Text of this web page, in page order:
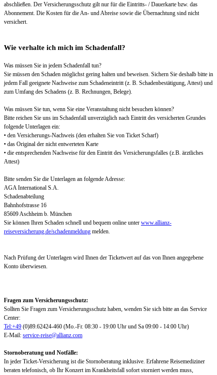
abschließen. Der Versicherungsschutz gilt nur für die Eintritts- / Dauerkarte bzw. das
Abonnement. Die Kosten für die An- und Abreise sowie die Übernachtung sind nicht
versichert.
Wie verhalte ich mich im Schadenfall?
Was müssen Sie in jedem Schadenfall tun?
Sie müssen den Schaden möglichst gering halten und beweisen. Sichern Sie deshalb bitte in
jedem Fall geeignete Nachweise zum Schadeneintritt (z. B. Schadenbestätigung, Attest) und
zum Umfang des Schadens (z. B. Rechnungen, Belege).
Was müssen Sie tun, wenn Sie eine Veranstaltung nicht besuchen können?
Bitte reichen Sie uns im Schadenfall unverzüglich nach Eintritt des versicherten Grundes
folgende Unterlagen ein:
• den Versicherungs-Nachweis (den erhalten Sie von Ticket Scharf)
• das Original der nicht entwerteten Karte
• die entsprechenden Nachweise für den Eintritt des Versicherungsfalles (z.B. ärztliches
Attest)
Bitte senden Sie die Unterlagen an folgende Adresse:
AGA International S.A.
Schadenabteilung
Bahnhofstrasse 16
85609 Aschheim b. München
Sie können Ihren Schaden schnell und bequem online unter www.allianz-
reiseversicherung.de/schadenmeldung melden.
Nach Prüfung der Unterlagen wird Ihnen der Ticketwert auf das von Ihnen angegebene
Konto überwiesen.
Fragen zum Versicherungsschutz:
Sollten Sie Fragen zum Versicherungsschutz haben, wenden Sie sich bitte an das Service
Center:
Tel:+49 (0)89.62424-460 (Mo.-Fr. 08:30 - 19:00 Uhr und Sa 09:00 - 14:00 Uhr)
E-Mail: service-reise@allianz.com
Stornoberatung und Notfälle:
In jeder Ticket-Versicherung ist die Stornoberatung inklusive. Erfahrene Reisemediziner
beraten telefonisch, ob Ihr Konzert im Krankheitsfall sofort storniert werden muss,